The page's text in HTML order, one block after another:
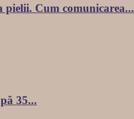
Cum comunicarea...
35...